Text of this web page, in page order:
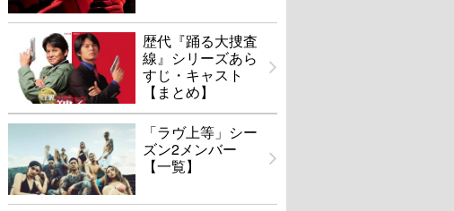
歴代『踊る大捜査
線』シリーズあら
すじ・キャスト
【まとめ】
「ラヴ上等」シー
ズン2メンバー
【一覧】